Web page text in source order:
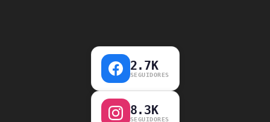
2.7K
SEGUIDORES
8.3K
SEGUIDORES